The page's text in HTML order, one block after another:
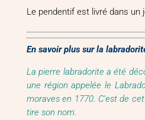
Le pendentif est livré dans un
En savoir plus sur la
La pierre labradorite a été
une région appelée le
moraves en 1770. C’est de
tire son nom.